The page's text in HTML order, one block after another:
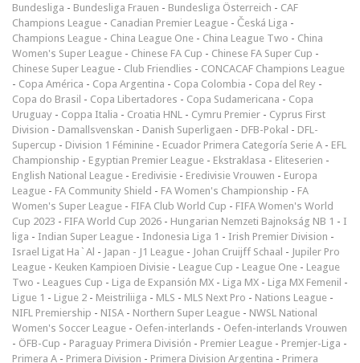
Bundesliga - Bundesliga Frauen - Bundesliga Österreich - CAF
Champions League - Canadian Premier League - Česká Liga -
Champions League - China League One - China League Two - China
Women's Super League - Chinese FA Cup - Chinese FA Super Cup -
Chinese Super League - Club Friendlies - CONCACAF Champions League
- Copa América - Copa Argentina - Copa Colombia - Copa del Rey -
Copa do Brasil - Copa Libertadores - Copa Sudamericana - Copa
Uruguay - Coppa Italia - Croatia HNL - Cymru Premier - Cyprus First
Division - Damallsvenskan - Danish Superligaen - DFB-Pokal - DFL-
Supercup - Division 1 Féminine - Ecuador Primera Categoría Serie A - EFL
Championship - Egyptian Premier League - Ekstraklasa - Eliteserien -
English National League - Eredivisie - Eredivisie Vrouwen - Europa
League - FA Community Shield - FA Women's Championship - FA
Women's Super League - FIFA Club World Cup - FIFA Women's World
Cup 2023 - FIFA World Cup 2026 - Hungarian Nemzeti Bajnokság NB 1 - I
liga - Indian Super League - Indonesia Liga 1 - Irish Premier Division -
Israel Ligat Ha`Al - Japan - J1 League - Johan Cruijff Schaal - Jupiler Pro
League - Keuken Kampioen Divisie - League Cup - League One - League
Two - Leagues Cup - Liga de Expansión MX - Liga MX - Liga MX Femenil -
Ligue 1 - Ligue 2 - Meistriliiga - MLS - MLS Next Pro - Nations League -
NIFL Premiership - NISA - Northern Super League - NWSL National
Women's Soccer League - Oefen-interlands - Oefen-interlands Vrouwen
- ÖFB-Cup - Paraguay Primera División - Premier League - Premjer-Liga -
Primera A - Primera Division - Primera Division Argentina - Primera